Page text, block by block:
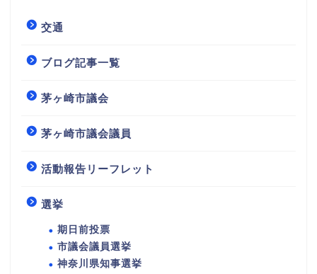
交通
ブログ記事一覧
茅ヶ崎市議会
茅ヶ崎市議会議員
活動報告リーフレット
選挙
期日前投票
市議会議員選挙
神奈川県知事選挙